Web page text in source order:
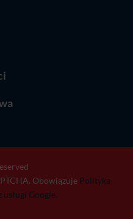
Obowiązuje Polityka
Google.